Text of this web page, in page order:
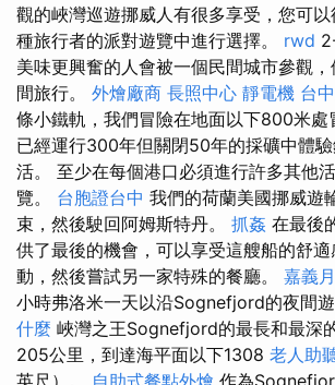
觀的峽灣巡遊挪威人有很多享受，您可
種旅行者的派對遊覽中進行選擇。 rwd
美味更興奮的人會被一個民間城市參觀
間旅行。 外燴廠商 長照中心 靜電機 台
條小鐵軌，我們冒險在地面以下800米處
已經運行300年但關閉50年的採礦中體
活。 至少在每個港口必須進行許多其他
覽。 台胞證台中 我們的荷蘭美國挪威遊
束，然後駛回阿姆斯特丹。 抓姦 在最後
供了最後的機會，可以享受這艘船的舒
動，然後嘗試另一家特殊的餐廳。 嘉義
小時弗洛米一天以沿Sognefjord的夜間遊
什麼 峽灣之王Sognefjord的最長和最深
205公里，到達海平面以下1308 老人助
英尺）。 自助式餐點外燴 作為